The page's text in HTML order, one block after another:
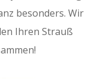
besonders. Wir
Ihren Strauß